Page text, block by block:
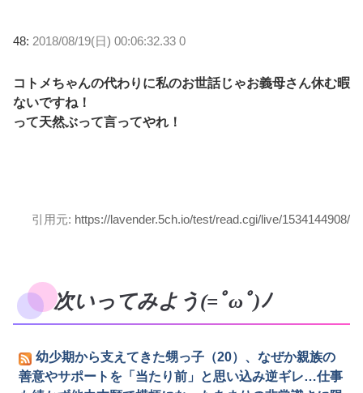
48: 2018/08/19(日) 00:06:32.33 0
コトメちゃんの代わりに私のお世話じゃお義母さん休む暇
ないですね！
って天然ぶって言ってやれ！
引用元: https://lavender.5ch.io/test/read.cgi/live/1534144908/
次いってみよう(=ﾟωﾟ)ﾉ
幼少期から支えてきた甥っ子（20）、なぜか親族の
善意やサポートを「当たり前」と思い込み逆ギレ…仕事